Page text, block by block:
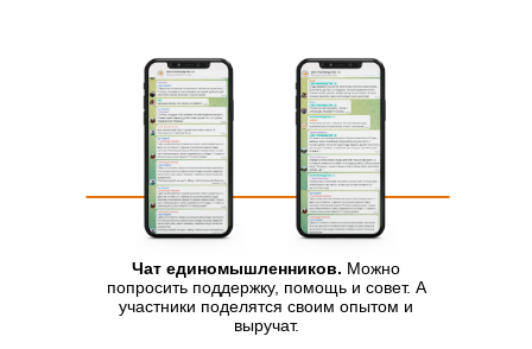
Чат единомышленников. Можно
попросить поддержку, помощь и совет. А
участники поделятся своим опытом и
выручат.